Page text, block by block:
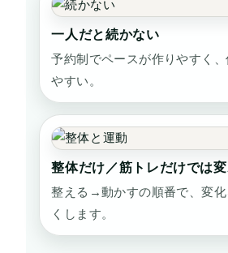
一人だと続かない
予約制でペースが作りやすく
やすい。
整体だけ／筋トレだけでは
整える→動かすの順番で、変化
くします。